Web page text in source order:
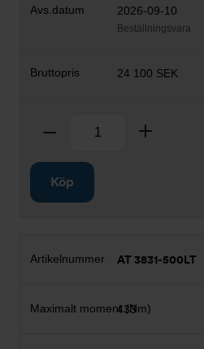
2026-09-10
Beställningsvara
24 100 SEK
Ta bort
Köp
AT 3831-500LT
433